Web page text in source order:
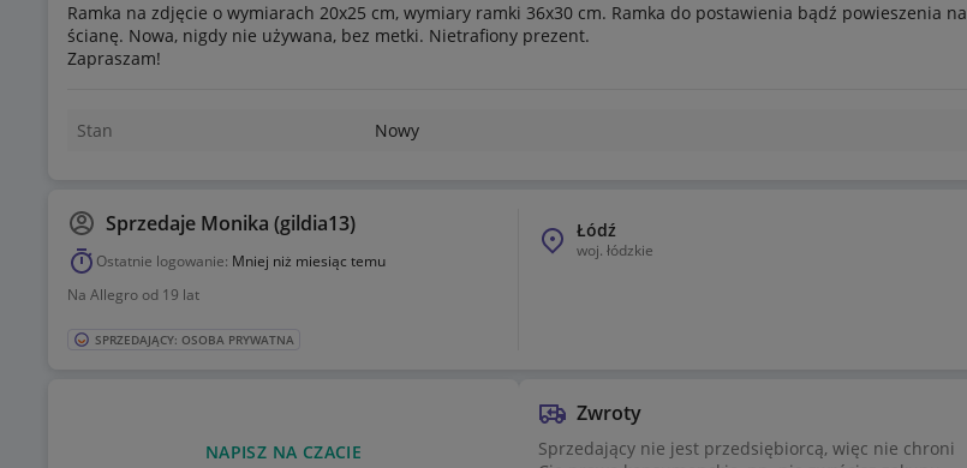
Ramka na zdjęcie o wymiarach 20x25 cm, wymiary ramki 36x30 cm. Ramka do postawienia bądź powieszenia na
ścianę. Nowa, nigdy nie używana, bez metki. Nietrafiony prezent.
Zapraszam!
Stan Nowy
Sprzedaje Monika (gildia13)
Ostatnie logowanie: Mniej niż miesiąc temu
Na Allegro od 19 lat
SPRZEDAJĄCY: OSOBA PRYWATNA
Łódź
woj. łódzkie
NAPISZ NA CZACIE
Zwroty
Sprzedający nie jest przedsiębiorcą, więc nie chroni